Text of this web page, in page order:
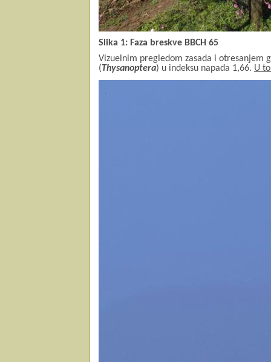
Slika 1: Faza breskve BBCH 65
Vizuelnim pregledom zasada i otresanjem
(Thysanoptera) u indeksu napada 1,66. U